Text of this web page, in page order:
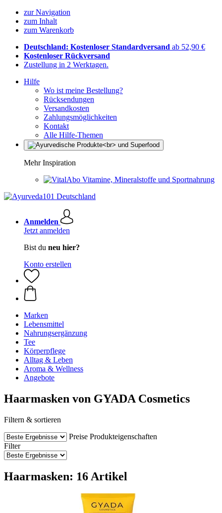
zur Navigation
zum Inhalt
zum Warenkorb
Deutschland: Kostenloser Standardversand ab 52,90 €
Kostenloser Rückversand
Zustellung in 2 Werktagen.
Hilfe
Wo ist meine Bestellung?
Rücksendungen
Versandkosten
Zahlungsmöglichkeiten
Kontakt
Alle Hilfe-Themen
Mehr Inspiration
Vitamine, Mineralstoffe und Sportnahrung
Anmelden
Jetzt anmelden
Bist du neu hier?
Konto erstellen
Marken
Lebensmittel
Nahrungsergänzung
Tee
Körperpflege
Alltag & Leben
Aroma & Wellness
Angebote
Haarmasken von GYADA Cosmetics
Filtern & sortieren
Preise Produkteigenschaften
Filter
Haarmasken: 16 Artikel